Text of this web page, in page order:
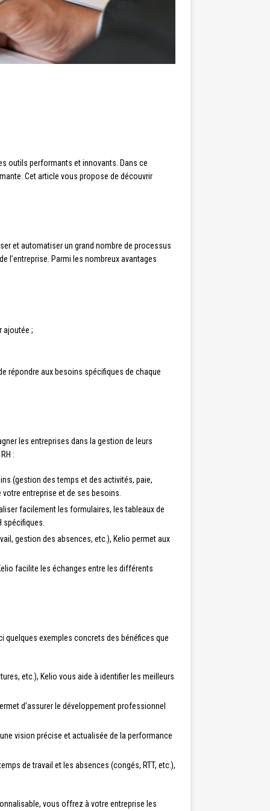
outils performants et innovants. Dans ce
Cet article vous propose de découvrir
et automatiser un grand nombre de processus
l’entreprise. Parmi les nombreux avantages
ajoutée ;
répondre aux besoins spécifiques de chaque
les entreprises dans la gestion de leurs
:
(gestion des temps et des activités, paie,
entreprise et de ses besoins.
facilement les formulaires, les tableaux de
gestion des absences, etc.), Kelio permet aux
facilite les échanges entre les différents
quelques exemples concrets des bénéfices que
etc.), Kelio vous aide à identifier les meilleurs
d’assurer le développement professionnel
vision précise et actualisée de la performance
de travail et les absences (congés, RTT, etc.),
vous offrez à votre entreprise les